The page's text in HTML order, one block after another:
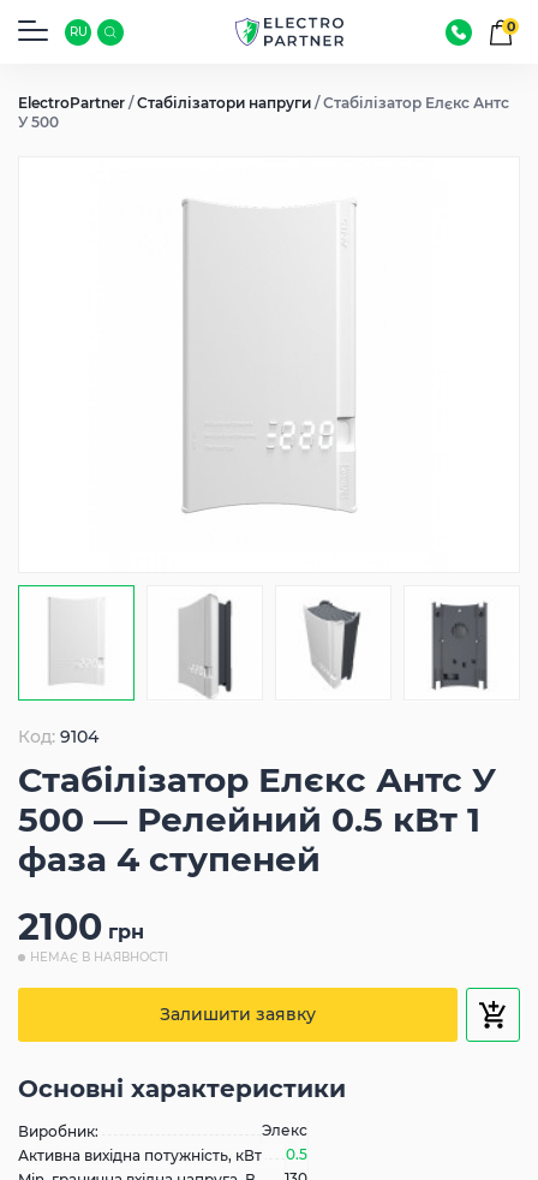
RU 0
ElectroPartner /Стабілізатори напруги /Стабілізатор Елєкс Антс
У 500
Код: 9104
Стабілізатор Елєкс Антс У
500 — Релейний 0.5 кВт 1
фаза 4 ступеней
2100 грн
НЕМАЄ В НАЯВНОСТІ
Залишити заявку
Основні характеристики
Виробник:
Элекс
Активна вихідна потужність, кВт
0.5